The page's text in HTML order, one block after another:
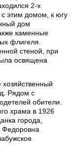
2-х
этим домом, к югу
дом
каменные
флигеля.
стеной, при
освящена
Рядом с
обители.
храма в 1926
города,
Федоровна